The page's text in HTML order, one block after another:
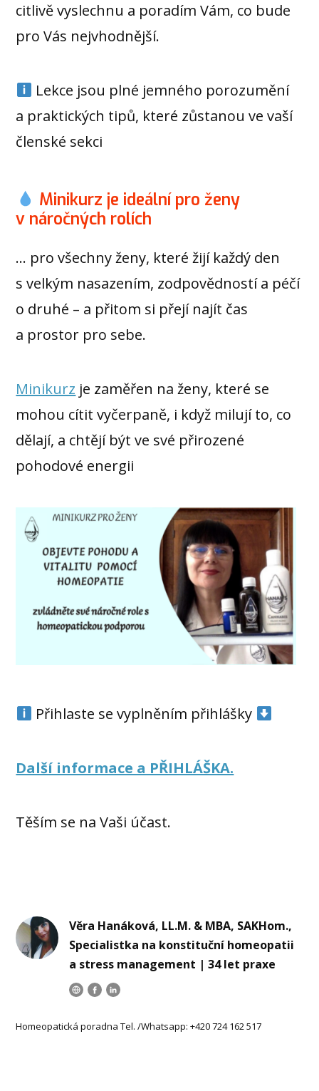
citlivě vyslechnu a poradím Vám, co bude
pro Vás nejvhodnější.
Lekce jsou plné jemného porozumění
a praktických tipů, které zůstanou ve vaší
členské sekci
Minikurz je ideální pro ženy
v náročných rolích
… pro všechny ženy, které žijí každý den
s velkým nasazením, zodpovědností a péčí
o druhé – a přitom si přejí najít čas
a prostor pro sebe.
Minikurz je zaměřen na ženy, které se
mohou cítit vyčerpaně, i když milují to, co
dělají, a chtějí být ve své přirozené
pohodové energii
Přihlaste se vyplněním přihlášky
Další informace a PŘIHLÁŠKA.
Těším se na Vaši účast.
Věra Hanáková, LL.M. & MBA, SAKHom.,
Specialistka na konstituční homeopatii
a stress management | 34 let praxe
Homeopatická poradna Tel. /Whatsapp: +420 724 162 517